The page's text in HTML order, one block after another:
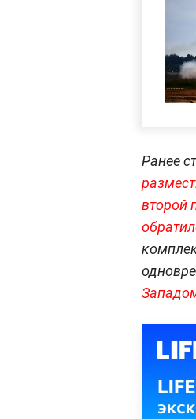
Ранее
второй